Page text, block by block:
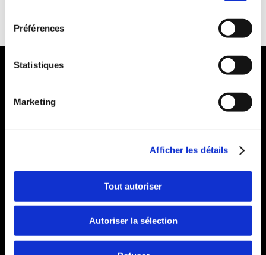
Préférences
Statistiques
Marketing
Afficher les détails
Tout autoriser
Autoriser la sélection